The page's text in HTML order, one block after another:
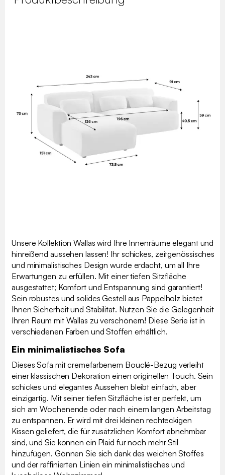
Unsere Kollektion Wallas wird Ihre Innenräume elegant und
hinreißend aussehen lassen! Ihr schickes, zeitgenössisches
und minimalistisches Design wurde erdacht, um all Ihre
Erwartungen zu erfüllen. Mit einer tiefen Sitzfläche
ausgestattet; Komfort und Entspannung sind garantiert!
Sein robustes und solides Gestell aus Pappelholz bietet
Ihnen Sicherheit und Stabilität. Nutzen Sie die Gelegenheit
Ihren Raum mit Wallas zu verschönern! Diese Serie ist in
verschiedenen Farben und Stoffen erhältlich.
Ein minimalistisches Sofa
Dieses Sofa mit cremefarbenem Bouclé-Bezug verleiht
einer klassischen Dekoration einen originellen Touch. Sein
schickes und elegantes Aussehen bleibt einfach, aber
einzigartig. Mit seiner tiefen Sitzfläche ist er perfekt, um
sich am Wochenende oder nach einem langen Arbeitstag
zu entspannen. Er wird mit drei kleinen rechteckigen
Kissen geliefert, die für zusätzlichen Komfort abnehmbar
sind, und Sie können ein Plaid für noch mehr Stil
hinzufügen. Gönnen Sie sich dank des weichen Stoffes
und der raffinierten Linien ein minimalistisches und